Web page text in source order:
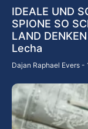
IDEALE UND
SPIONE SO
LAND
Lecha
Dajan Raphael Evers